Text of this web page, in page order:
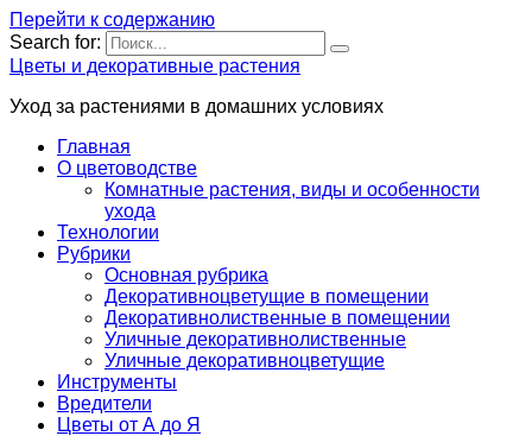
Перейти к содержанию
Search for:
Цветы и декоративные растения
Уход за растениями в домашних условиях
Главная
О цветоводстве
Комнатные растения, виды и особенности
ухода
Технологии
Рубрики
Основная рубрика
Декоративноцветущие в помещении
Декоративнолиственные в помещении
Уличные декоративнолиственные
Уличные декоративноцветущие
Инструменты
Вредители
Цветы от А до Я